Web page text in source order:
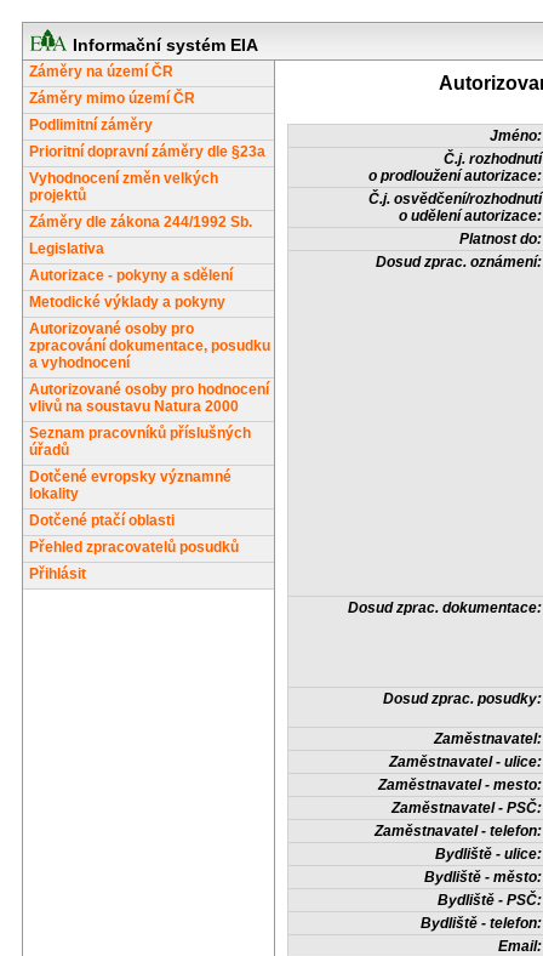
Informační systém EIA
Záměry na území ČR
Záměry mimo území ČR
Podlimitní záměry
Prioritní dopravní záměry dle §23a
Vyhodnocení změn velkých
projektů
Záměry dle zákona 244/1992 Sb.
Legislativa
Autorizace - pokyny a sdělení
Metodické výklady a pokyny
Autorizované osoby pro
zpracování dokumentace, posudku
a vyhodnocení
Autorizované osoby pro hodnocení
vlivů na soustavu Natura 2000
Seznam pracovníků příslušných
úřadů
Dotčené evropsky významné
lokality
Dotčené ptačí oblasti
Přehled zpracovatelů posudků
Přihlásit
Jméno:
Č.j. rozhodnutí
o prodloužení autorizace:
Č.j. osvědčení/rozhodnutí
o udělení autorizace:
Platnost do:
Dosud zprac. oznámení:
Dosud zprac. dokumentace:
Dosud zprac. posudky:
Zaměstnavatel:
Zaměstnavatel - ulice:
Zaměstnavatel - mesto:
Zaměstnavatel - PSČ:
Zaměstnavatel - telefon:
Bydliště - ulice:
Bydliště - město:
Bydliště - PSČ:
Bydliště - telefon:
Email: